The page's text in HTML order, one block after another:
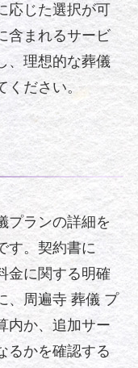
応じた選択が可
含まれるサービ
、理想的な葬儀
ください。
プランの詳細を
す。契約書に
金に関する明確
、周遍寺 葬儀 プ
内か、追加サー
るかを確認する